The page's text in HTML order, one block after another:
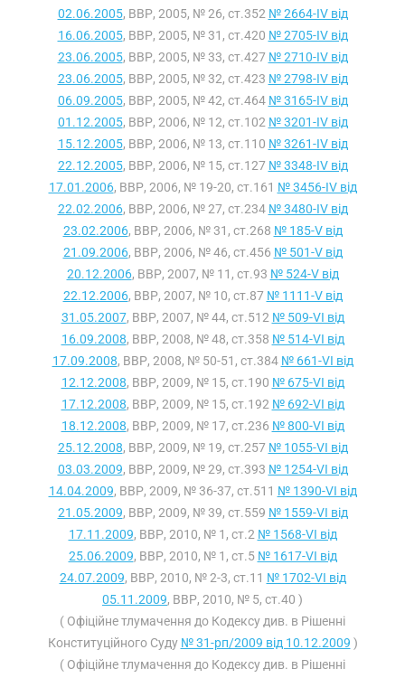
02.06.2005, ВВР, 2005, № 26, ст.352 № 2664-IV від
16.06.2005, ВВР, 2005, № 31, ст.420 № 2705-IV від
23.06.2005, ВВР, 2005, № 33, ст.427 № 2710-IV від
23.06.2005, ВВР, 2005, № 32, ст.423 № 2798-IV від
06.09.2005, ВВР, 2005, № 42, ст.464 № 3165-IV від
01.12.2005, ВВР, 2006, № 12, ст.102 № 3201-IV від
15.12.2005, ВВР, 2006, № 13, ст.110 № 3261-IV від
22.12.2005, ВВР, 2006, № 15, ст.127 № 3348-IV від
17.01.2006, ВВР, 2006, № 19-20, ст.161 № 3456-IV від
22.02.2006, ВВР, 2006, № 27, ст.234 № 3480-IV від
23.02.2006, ВВР, 2006, № 31, ст.268 № 185-V від
21.09.2006, ВВР, 2006, № 46, ст.456 № 501-V від
20.12.2006, ВВР, 2007, № 11, ст.93 № 524-V від
22.12.2006, ВВР, 2007, № 10, ст.87 № 1111-V від
31.05.2007, ВВР, 2007, № 44, ст.512 № 509-VI від
16.09.2008, ВВР, 2008, № 48, ст.358 № 514-VI від
17.09.2008, ВВР, 2008, № 50-51, ст.384 № 661-VI від
12.12.2008, ВВР, 2009, № 15, ст.190 № 675-VI від
17.12.2008, ВВР, 2009, № 15, ст.192 № 692-VI від
18.12.2008, ВВР, 2009, № 17, ст.236 № 800-VI від
25.12.2008, ВВР, 2009, № 19, ст.257 № 1055-VI від
03.03.2009, ВВР, 2009, № 29, ст.393 № 1254-VI від
14.04.2009, ВВР, 2009, № 36-37, ст.511 № 1390-VI від
21.05.2009, ВВР, 2009, № 39, ст.559 № 1559-VI від
17.11.2009, ВВР, 2010, № 1, ст.2 № 1568-VI від
25.06.2009, ВВР, 2010, № 1, ст.5 № 1617-VI від
24.07.2009, ВВР, 2010, № 2-3, ст.11 № 1702-VI від
05.11.2009, ВВР, 2010, № 5, ст.40 )
( Офіційне тлумачення до Кодексу див. в Рішенні
Конституційного Суду № 31-рп/2009 від 10.12.2009 )
( Офіційне тлумачення до Кодексу див. в Рішенні